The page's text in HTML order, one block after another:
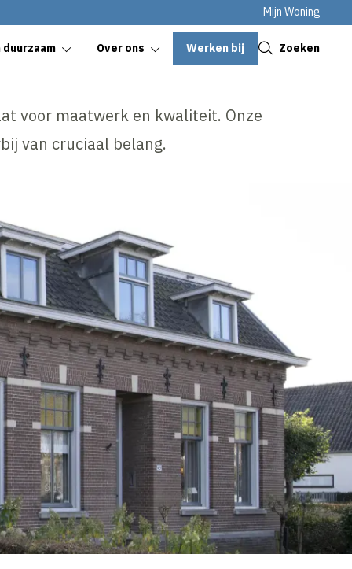
Mijn Woning
Over ons Werken bij Zoeken
voor maatwerk en kwaliteit. Onze
van cruciaal belang.
Sluiten